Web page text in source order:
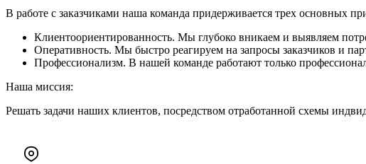
В работе с заказчиками наша команда придерживается трех основных
Клиентоориентированность. Мы глубоко вникаем и выявляем
Оперативность. Мы быстро реагируем на запросы заказчиков и
Профессионализм. В нашей команде работают только
Наша миссия:
Решать задачи наших клиентов, посредством отработанной схемы